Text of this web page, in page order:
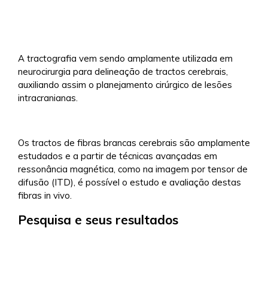
A tractografia vem sendo amplamente utilizada em
neurocirurgia para delineação de tractos cerebrais,
auxiliando assim o planejamento cirúrgico de lesões
intracranianas.
Os tractos de fibras brancas cerebrais são amplamente
estudados e a partir de técnicas avançadas em
ressonância magnética, como na imagem por tensor de
difusão (ITD), é possível o estudo e avaliação destas
fibras in vivo.
Pesquisa e seus resultados